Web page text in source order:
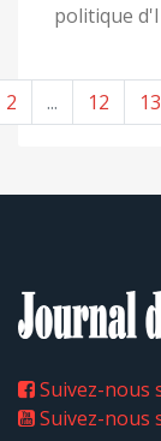
politique
2 ... 12 13
Suivez-nous
Suivez-nous